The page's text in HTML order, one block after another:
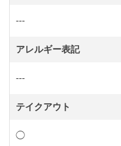
---
アレルギー表記
---
テイクアウト
◯